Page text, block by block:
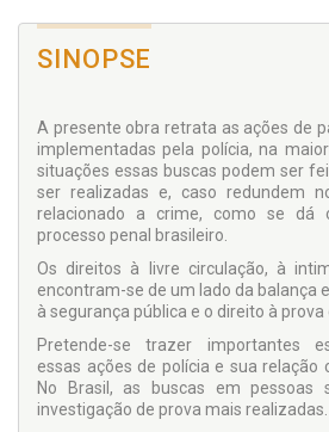
SINOPSE
A presente obra retrata as ações de
implementadas pela polícia, na
situações essas buscas podem ser
ser realizadas e, caso redundem
relacionado a crime, como se dá
processo penal brasileiro.
Os direitos à livre circulação, à
encontram-se de um lado da balança
à segurança pública e o direito à prova
Pretende-se trazer importantes
essas ações de polícia e sua relação
No Brasil, as buscas em pessoas
investigação de prova mais realizadas.